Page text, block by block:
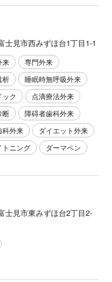
士見市西みずほ台1丁目1-1
来
専門外来
析
睡眠時無呼吸外来
ック
点滴療法外来
断
障碍者歯科外来
科外来
ダイエット外来
トニング
ダーマペン
士見市東みずほ台2丁目2-